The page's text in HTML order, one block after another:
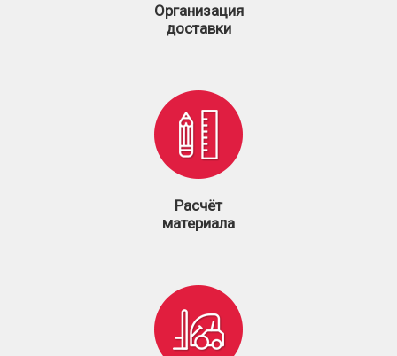
Организация
доставки
Расчёт
материала